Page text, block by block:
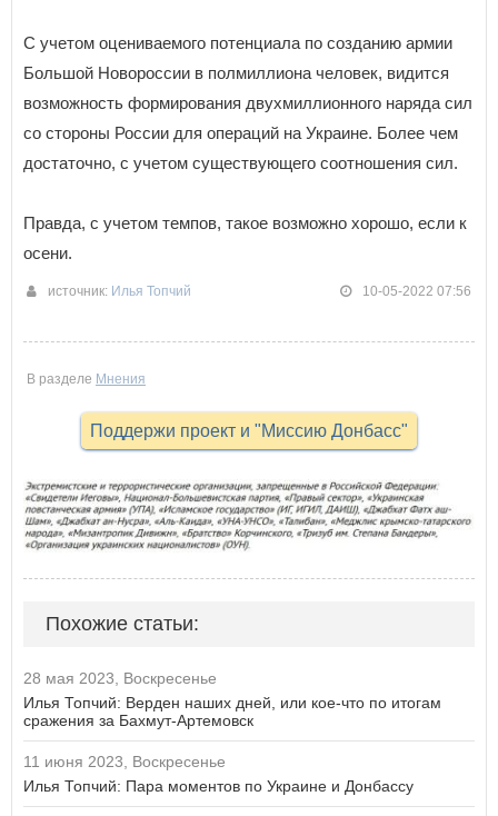
С учетом оцениваемого потенциала по созданию армии
Большой Новороссии в полмиллиона человек, видится
возможность формирования двухмиллионного наряда сил
со стороны России для операций на Украине. Более чем
достаточно, с учетом существующего соотношения сил.
Правда, с учетом темпов, такое возможно хорошо, если к
осени.
источник: Илья Топчий 10-05-2022 07:56
В разделе Мнения
Поддержи проект и "Миссию Донбасс"
Похожие статьи:
28 мая 2023, Воскресенье
Илья Топчий: Верден наших дней, или кое-что по итогам
сражения за Бахмут-Артемовск
11 июня 2023, Воскресенье
Илья Топчий: Пара моментов по Украине и Донбассу